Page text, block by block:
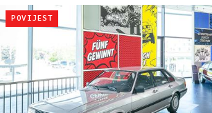
POVIJEST